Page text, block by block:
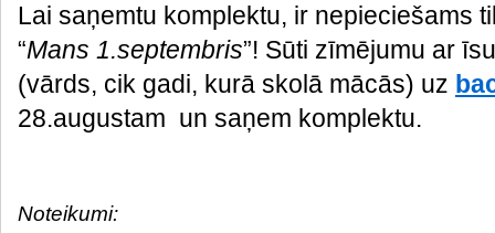
Lai saņemtu komplektu, ir nepieciešams
“Mans 1.septembris”! Sūti zīmējumu ar
(vārds, cik gadi, kurā skolā mācās) uz
28.augustam un saņem komplektu.
Noteikumi: